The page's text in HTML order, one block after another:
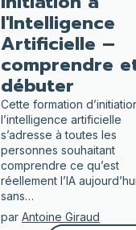
l'Intelligence
Artificielle –
comprendre
débuter
Cette formation
l’intelligence artificielle
s’adresse à toutes les
personnes souhaitant
comprendre ce qu’est
réellement l’IA
sans…
par Antoine Giraud